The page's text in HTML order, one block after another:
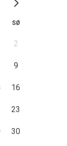
SØ
2
9
16
23
30